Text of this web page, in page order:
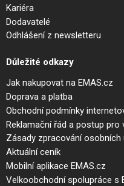
Kariéra
Dodavatelé
Odhlášení z newsletteru
Důležité odkazy
Jak nakupovat na EMAS.cz
Doprava a platba
Obchodní podmínky
Reklamační řád a postup pro
Zásady zpracování osobních
Aktuální ceník
Mobilní aplikace EMAS.cz
Velkoobchodní spolupráce s